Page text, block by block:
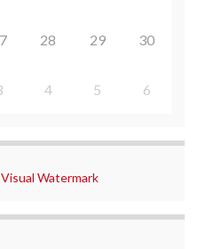
28 29 30
4 5 6
Visual Watermark